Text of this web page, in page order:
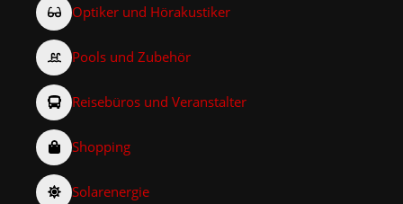
Optiker und Hörakustiker
Pools und Zubehör
Reisebüros und Veranstalter
Shopping
Solarenergie